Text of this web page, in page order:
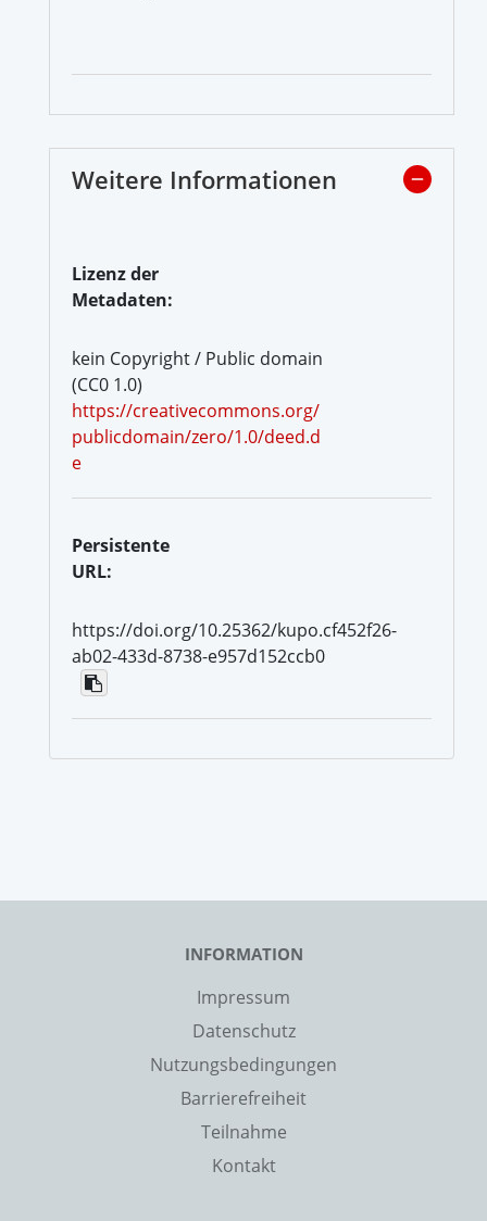
Weitere Informationen
Lizenz der
Metadaten:
kein Copyright / Public domain
(CC0 1.0)
https://creativecommons.org/
publicdomain/zero/1.0/deed.d
e
Persistente
URL:
https://doi.org/10.25362/kupo.cf452f26-
ab02-433d-8738-e957d152ccb0
INFORMATION
Impressum
Datenschutz
Nutzungsbedingungen
Barrierefreiheit
Teilnahme
Kontakt